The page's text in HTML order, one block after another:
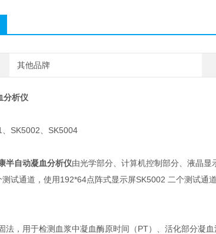
其他品牌
分析仪
SK5002、SK5004
半自动凝血分析仪由光学部分、计算机控制部分、液晶
试通道，使用192*64点阵式显示屏SK5002 二个测试
法，用于检测血浆中凝血酶原时间（PT）、活化部分凝